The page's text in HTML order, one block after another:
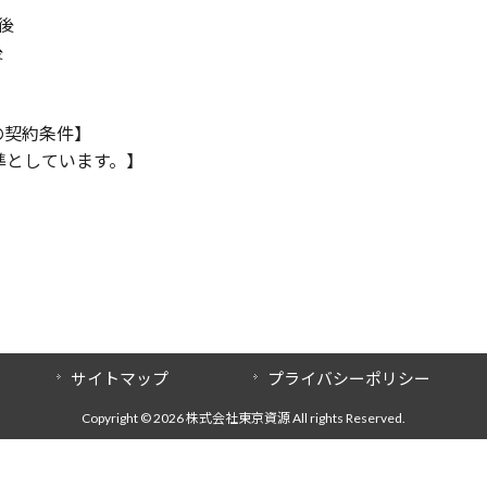
約条件】
しています。】
サイトマップ プライバシーポリシー
Copyright © 2026 株式会社東京資源 All rights Reserved.